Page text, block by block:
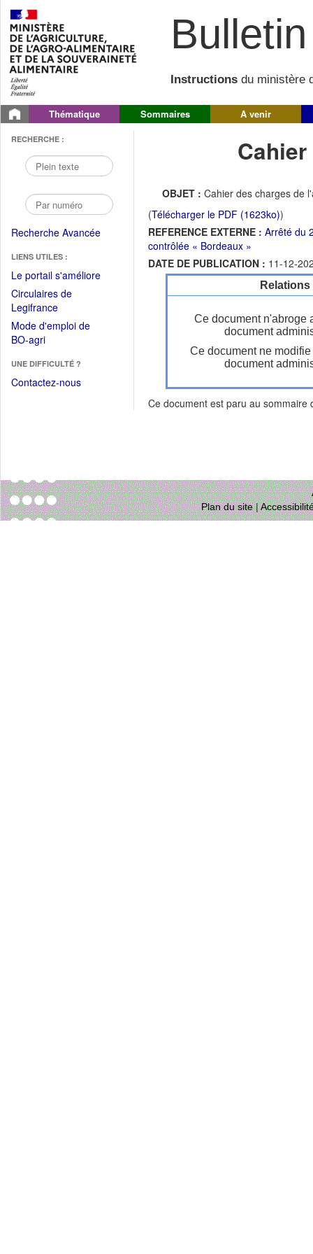
Instructions du ministère
Thématique Sommaires A venir
RECHERCHE :
Recherche Avancée
LIENS UTILES :
Le portail s'améliore(Fichier
Circulaires de
Legifrance(Ouvrir
dans
une
fenêtre)
Mode d'emploi de
BO-agri(Ouvrir
une
nouvelle
UNE DIFFICULTÉ ?
Contactez-nous
OBJET : Cahier des charges de
(Télécharger le PDF (1623ko))
REFERENCE EXTERNE : Arrêté du
contrôlée « Bordeaux »
DATE DE PUBLICATION : 11-12-
Ce document n'abroge
document
Ce document ne
document
Ce document est paru au sommaire
Plan du site|